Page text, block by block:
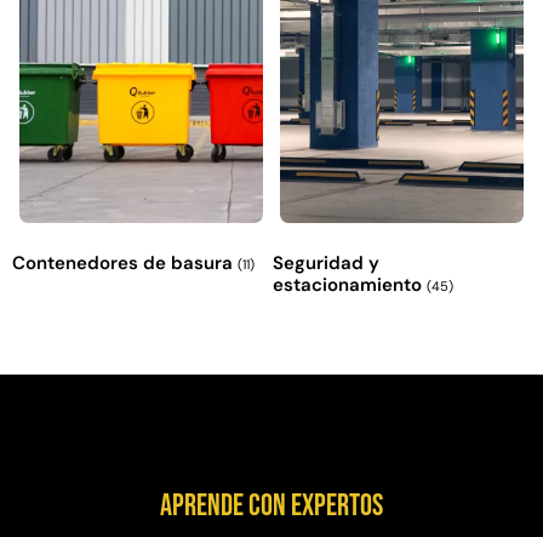
Contenedores de basura (11)
Seguridad y
estacionamiento (45)
Aprende con expertos